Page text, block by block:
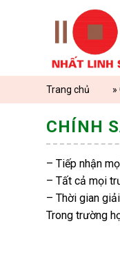
Trang chủ »
CHÍNH
– Tiếp nhận
– Tất cả mọi
– Thời gian
Trong trường